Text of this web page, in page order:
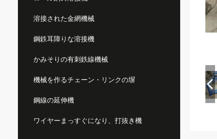
溶接された金網機械
鋼鉄耳障りな溶接機
かみそりの有刺鉄線機械
機械を作るチェーン・リンクの塀
鋼線の延伸機
ワイヤーまっすぐになり、打抜き機